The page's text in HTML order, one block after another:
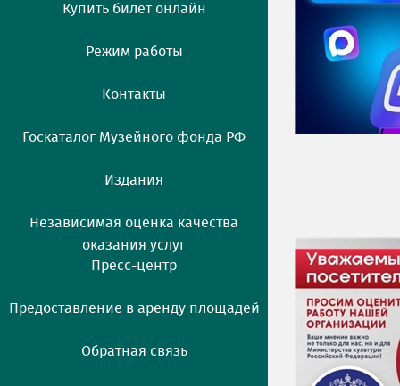
Купить билет онлайн
Режим работы
Контакты
Госкаталог Музейного фонда РФ
Издания
Независимая оценка качества
оказания услуг
Пресс-центр
Предоставление в аренду площадей
Обратная связь